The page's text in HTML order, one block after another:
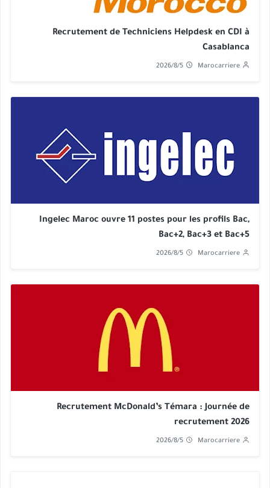
Recrutement de Techniciens Helpdesk en CDI à
Casablanca
Marocarriere
2026/8/5
Ingelec Maroc ouvre 11 postes pour les profils Bac,
Bac+2, Bac+3 et Bac+5
Marocarriere
2026/8/5
Recrutement McDonald’s Témara : Journée de
recrutement 2026
Marocarriere
2026/8/5